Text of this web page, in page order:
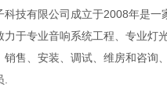
科技有限公司成立于2008年是
力于专业音响系统工程、专业灯
销售、安装、调试、维房和咨询